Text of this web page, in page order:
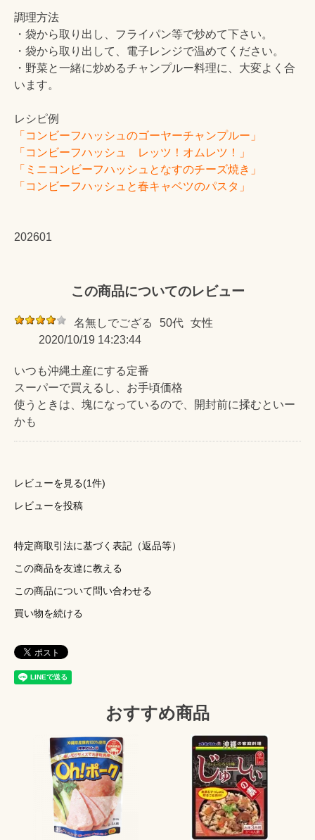
調理方法
・袋から取り出し、フライパン等で炒めて下さい。
・袋から取り出して、電子レンジで温めてください。
・野菜と一緒に炒めるチャンプルー料理に、大変よく合
います。
レシピ例
「コンビーフハッシュのゴーヤーチャンプルー」
「コンビーフハッシュ レッツ！オムレツ！」
「ミニコンビーフハッシュとなすのチーズ焼き」
「コンビーフハッシュと春キャベツのパスタ」
202601
この商品についてのレビュー
名無しでござる 50代 女性
2020/10/19 14:23:44
いつも沖縄土産にする定番
スーパーで買えるし、お手頃価格
使うときは、塊になっているので、開封前に揉むといー
かも
レビューを見る(1件)
レビューを投稿
特定商取引法に基づく表記（返品等）
この商品を友達に教える
この商品について問い合わせる
買い物を続ける
おすすめ商品